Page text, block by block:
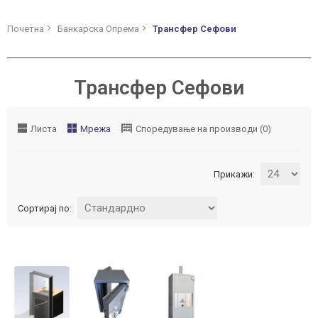
Почетна Банкарска Опрема Трансфер Сефови
Трансфер Сефови
Листа Мрежа Споредување на производи (0)
Прикажи:
Сортирај по:
ВО
ВО
ВО